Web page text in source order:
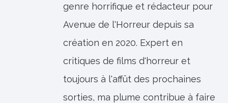
genre horrifique et rédacteur pour
Avenue de l'Horreur depuis sa
création en 2020. Expert en
critiques de films d'horreur et
toujours à l'affût des prochaines
sorties, ma plume contribue à faire